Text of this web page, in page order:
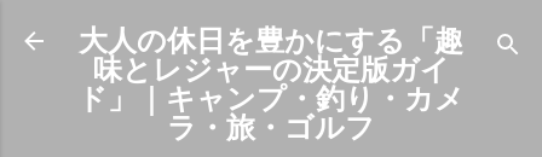
スキップしてメイン コンテンツに移動
大人の休日を豊かにする「趣
味とレジャーの決定版ガイ
ド」｜キャンプ・釣り・カメ
ラ・旅・ゴルフ